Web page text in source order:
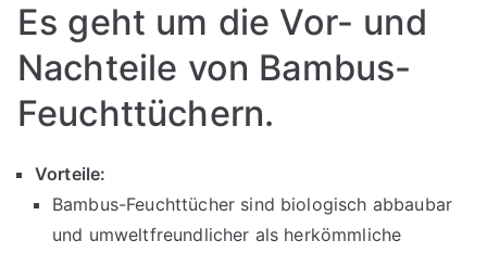
Es geht um die Vor- und
Nachteile von Bambus-
Feuchttüchern.
Vorteile:
Bambus-Feuchttücher sind biologisch abbaubar
und umweltfreundlicher als herkömmliche